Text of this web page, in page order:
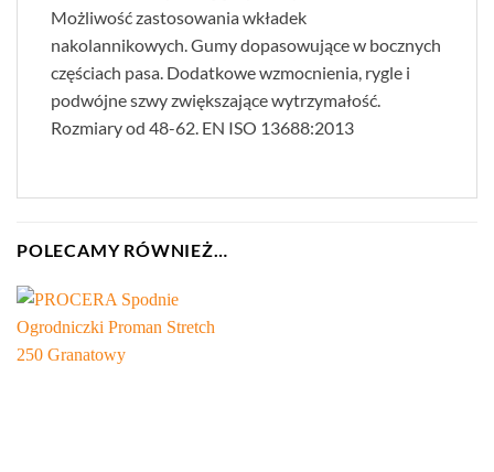
Możliwość zastosowania wkładek
nakolannikowych. Gumy dopasowujące w bocznych
częściach pasa. Dodatkowe wzmocnienia, rygle i
podwójne szwy zwiększające wytrzymałość.
Rozmiary od 48-62. EN ISO 13688:2013
POLECAMY RÓWNIEŻ…